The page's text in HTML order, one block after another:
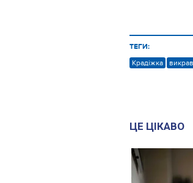
ТЕГИ:
Крадіжка
ЦЕ ЦІКАВО